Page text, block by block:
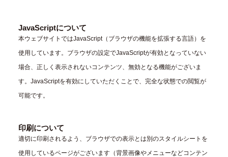
JavaScriptについて
本ウェブサイトではJavaScript（ブラウザの機能を拡張する言語）を
使用しています。ブラウザの設定でJavaScriptが有効となっていない
場合、正しく表示されないコンテンツ、無効となる機能がございま
す。JavaScriptを有効にしていただくことで、完全な状態での閲覧が
可能です。
印刷について
適切に印刷されるよう、ブラウザでの表示とは別のスタイルシートを
使用しているページがございます（背景画像やメニューなどコンテン